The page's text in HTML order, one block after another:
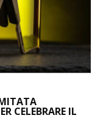
CELEBRARE IL